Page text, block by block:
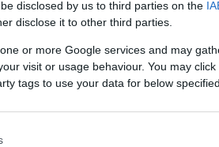
disclosed by us to third parties on the
disclose it to other third parties.
or more Google services and may
visit or usage behaviour. You may
tags to use your data for below2011.08.14. 18:46
fekszik Nymphenburg, a bajor